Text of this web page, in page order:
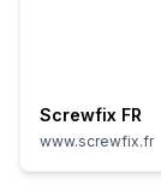
Screwfix FR
www.screwfix.fr